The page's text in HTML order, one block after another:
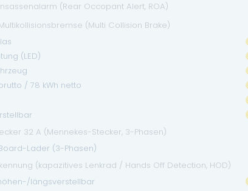
(Rear Occopant Alert, ROA)
(Multi Collision Brake)
(LED)
/ 78 kWh netto
32 A (Mennekes-Stecker, 3-Phasen)
Lader (3-Phasen)
(kapazitives Lenkrad / Hands Off Detection, HOD)
längsverstellbar